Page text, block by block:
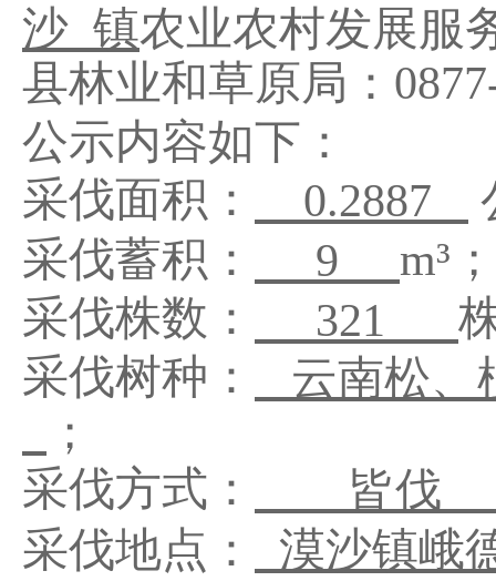
沙 镇农业农村发展服
县林业和草原局：
公示内容如下：
采伐面积：
0.2887
采伐蓄积： 9 m³ ；
采伐株数：
321
采伐树种：
云南松、
；
采伐方式：
皆伐
采伐地点：
漠沙镇峨